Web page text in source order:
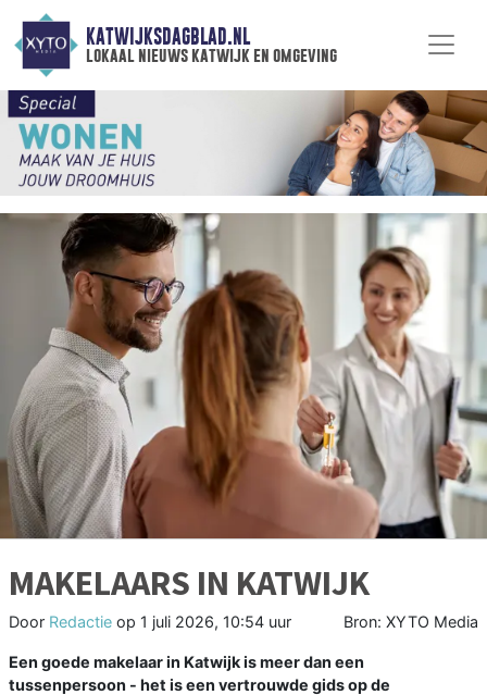
KATWIJKSDAGBLAD.NL
lokaal nieuws katwijk en omgeving
MAKELAARS IN KATWIJK
Door Redactie op 1 juli 2026, 10:54 uur Bron: XYTO Media
Een goede makelaar in Katwijk is meer dan een
tussenpersoon - het is een vertrouwde gids op de